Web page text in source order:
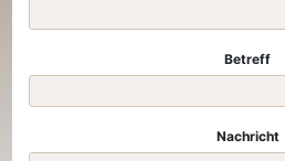
Betreff
Nachricht